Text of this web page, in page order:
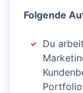
Folgende
Du
Portfolio